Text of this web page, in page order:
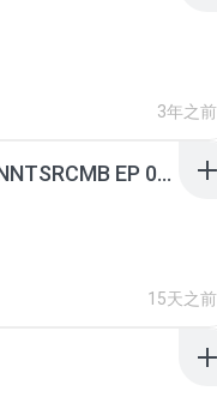
3年之前
[Witanime.com] RKNGMNNTSRCMB EP 05 HD.mp4
15天之前